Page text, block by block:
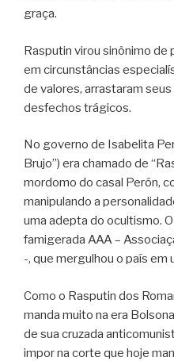
graça.
Rasputin virou sinônimo de
em circunstâncias
de valores, arrastaram
desfechos trágicos.
No governo de Isabelita
Brujo”) era chamado de
mordomo do casal Perón,
manipulando a
uma adepta do ocultismo.
famigerada AAA –
-, que mergulhou o país em
Como o Rasputin dos
manda muito na era
de sua cruzada
impor na corte que hoje